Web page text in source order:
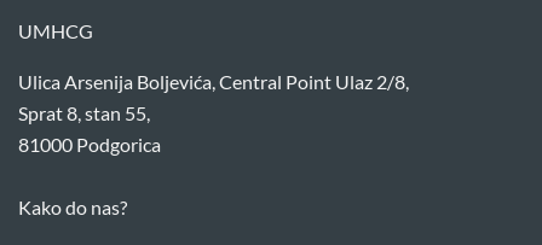
UMHCG
Ulica Arsenija Boljevića, Central Point Ulaz 2/8,
Sprat 8, stan 55,
81000 Podgorica
Kako do nas?